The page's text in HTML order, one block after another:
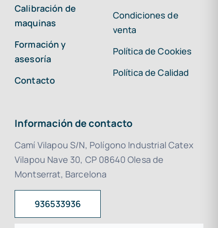
Calibración de
maquinas
Formación y
asesoría
Contacto
Condiciones de
venta
Política de Cookies
Política de Calidad
Información de contacto
Camí Vilapou S/N, Polígono Industrial Catex
Vilapou Nave 30, CP 08640 Olesa de
Montserrat, Barcelona
936533936